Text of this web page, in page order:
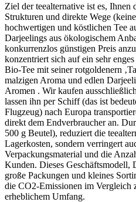
Ziel der teealternative ist es, Ihnen
Strukturen und direkte Wege
hochwertigen und köstlichen Tee
Darjeelings aus ökologischem
konkurrenzlos günstigen Preis
konzentriert sich auf ein sehr
Bio-Tee mit seiner rotgoldenern
malzigen Aroma und edlen
Aromen . Wir kaufen
lassen ihn per Schiff (das ist
Flugzeug) nach Europa
direkt dem Endverbraucher an.
500 g Beutel), reduziert die
Lagerkosten, sondern verringert
Verpackungsmaterial und die
Kunden. Dieses
große Packungen und kleines
die CO2-Emissionen im Vergleich
erheblichem Umfang.